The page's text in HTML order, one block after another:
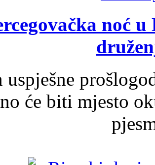
noć
uspješne
će biti mjesto